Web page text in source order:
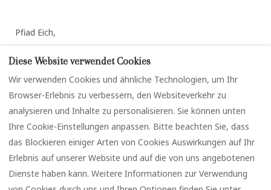
Pfiad Eich,
Eure Elina & Thomas
Impressum
Datenschutz
Cookie-Richtlinie
Diese Website verwendet Cookies
Wir verwenden Cookies und ähnliche Technologien, um Ihr
Browser-Erlebnis zu verbessern, den Websiteverkehr zu
analysieren und Inhalte zu personalisieren. Sie können unten
Ihre Cookie-Einstellungen anpassen. Bitte beachten Sie, dass
das Blockieren einiger Arten von Cookies Auswirkungen auf Ihr
Erlebnis auf unserer Website und auf die von uns angebotenen
Dienste haben kann. Weitere Informationen zur Verwendung